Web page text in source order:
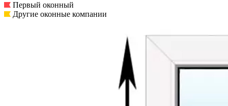
Первый оконный
Другие оконные компании